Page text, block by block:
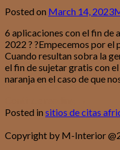
Posted on March 14, 2023
6 aplicaciones con el fin
2022 ? ?Empecemos por
Cuando resultan sobra la
el fin de sujetar gratis con
naranja en el caso de que
Posted in sitios de citas
Copyright by M-Interior